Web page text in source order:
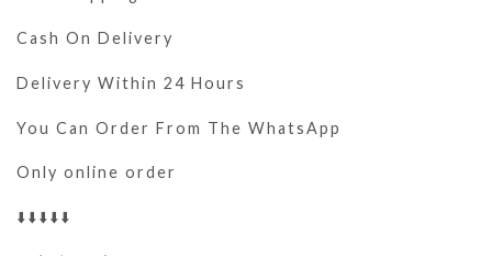
Cash On Delivery
Delivery Within 24 Hours
You Can Order From The WhatsApp
Only online order
⬇️⬇️⬇️⬇️⬇️